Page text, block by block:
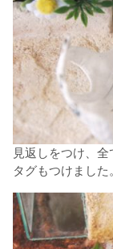
見返しをつけ、
タグもつけました